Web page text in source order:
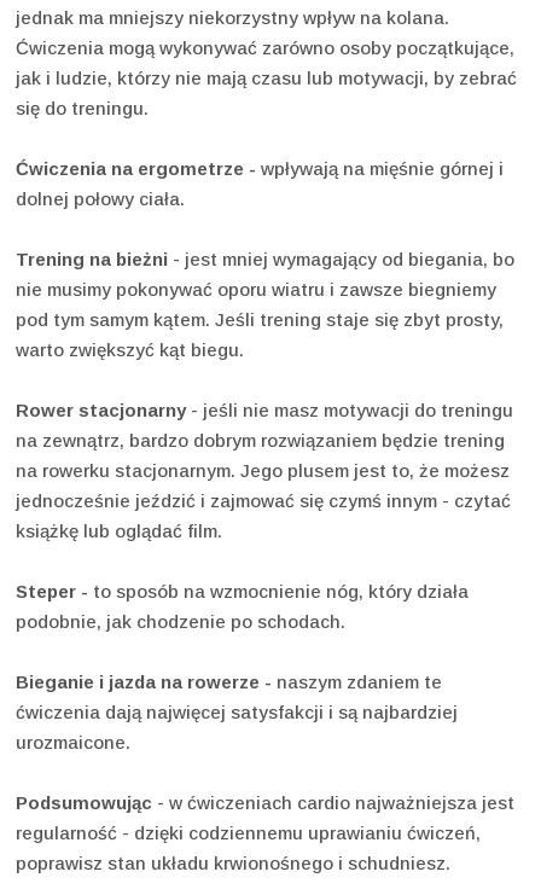
jednak ma mniejszy niekorzystny wpływ na kolana.
Ćwiczenia mogą wykonywać zarówno osoby początkujące,
jak i ludzie, którzy nie mają czasu lub motywacji, by zebrać
się do treningu.
Ćwiczenia na ergometrze - wpływają na mięśnie górnej i
dolnej połowy ciała.
Trening na bieżni - jest mniej wymagający od biegania, bo
nie musimy pokonywać oporu wiatru i zawsze biegniemy
pod tym samym kątem. Jeśli trening staje się zbyt prosty,
warto zwiększyć kąt biegu.
Rower stacjonarny - jeśli nie masz motywacji do treningu
na zewnątrz, bardzo dobrym rozwiązaniem będzie trening
na rowerku stacjonarnym. Jego plusem jest to, że możesz
jednocześnie jeździć i zajmować się czymś innym - czytać
książkę lub oglądać film.
Steper - to sposób na wzmocnienie nóg, który działa
podobnie, jak chodzenie po schodach.
Bieganie i jazda na rowerze - naszym zdaniem te
ćwiczenia dają najwięcej satysfakcji i są najbardziej
urozmaicone.
Podsumowując - w ćwiczeniach cardio najważniejsza jest
regularność - dzięki codziennemu uprawianiu ćwiczeń,
poprawisz stan układu krwionośnego i schudniesz.